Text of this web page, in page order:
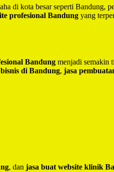
di kota besar seperti Bandung,
profesional Bandung yang
Bandung menjadi semakin
di Bandung, jasa
, dan jasa buat website klinik